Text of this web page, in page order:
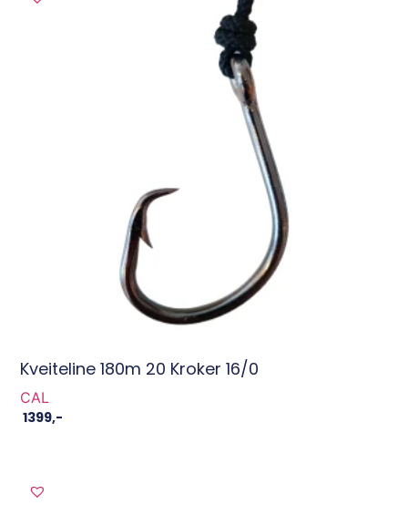
Kveiteline 180m 20 Kroker 16/0
CAL
1399,-